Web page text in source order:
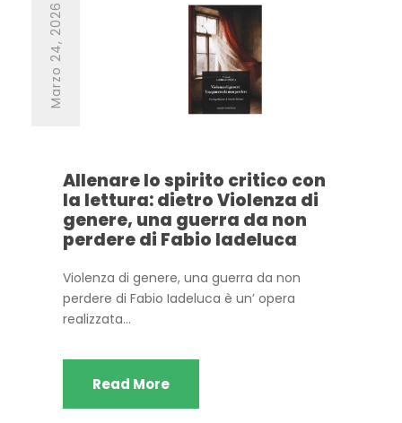
Marzo 24, 2026
Allenare lo spirito critico con
la lettura: dietro Violenza di
genere, una guerra da non
perdere di Fabio Iadeluca
Violenza di genere, una guerra da non
perdere di Fabio Iadeluca è un’ opera
realizzata...
Read More